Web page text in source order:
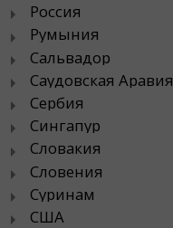
Россия
Румыния
Сальвадор
Саудовская Аравия
Сербия
Сингапур
Словакия
Словения
Суринам
США